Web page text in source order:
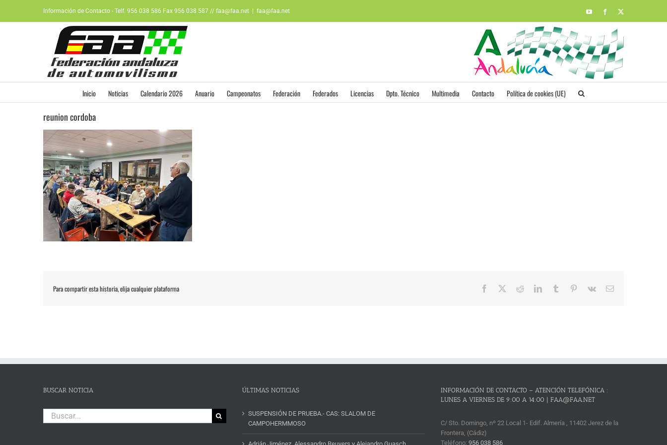
contenido
Información de Contacto - Telf. 956 038 586 Fax 956 038 587 // faa@faa.net faa@faa.net YouTubeFacebook
Inicio Noticias Calendario 2026 Anuario Campeonatos Federación Federados Licencias Dpto. Técnico Multimedia Contacto Política de cookies (UE)
reunion cordoba
Para compartir esta historia, elija cualquier plataforma Facebook RedditLinkedInTumblr Pinterest
Vk
Correo
BUSCAR NOTICIA
Buscar:
ÚLTIMAS NOTICIAS
SUSPENSIÓN DE PRUEBA.- CAS: SLALOM DE
CAMPOHERMMOSO
INFORMACIÓN DE CONTACTO – ATENCIÓN TELEFÓNICA :
LUNES A VIERNES DE 9:00 A 14:00 | FAA@FAA.NET
C/ Sto. Domingo, nº 22 Local 1- Edif. Almería , 11402 Jerez de la
Frontera, (Cádiz)
Teléfono:956 038 586